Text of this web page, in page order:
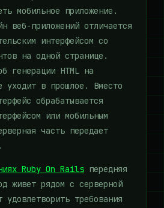
мобильное приложение.
веб-приложений отличается
интерфейсом со
на одной странице.
генерации HTML на
уходит в прошлое. Вместо
обрабатывается
или мобильным
часть передает
Ruby On Rails передняя
живет рядом с серверной
требования